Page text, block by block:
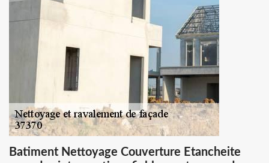
Batiment Nettoyage Couverture Etancheite